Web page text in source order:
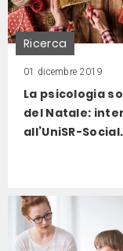
Ricerca
01 dicembre 2019
La psicologia
del Natale:
all’UniSR-